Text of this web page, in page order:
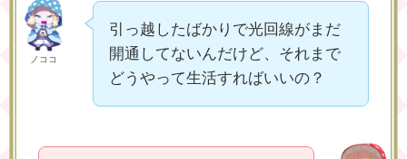
ノココ
引っ越したばかりで光回線がまだ
開通してないんだけど、それまで
どうやって生活すればいいの？